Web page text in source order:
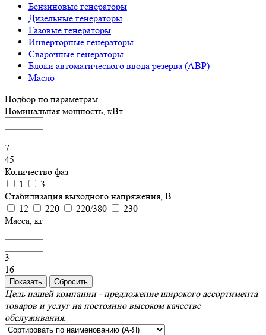
Бензиновые генераторы
Дизельные генераторы
Газовые генераторы
Инверторные генераторы
Сварочные генераторы
Блоки автоматического ввода резерва (АВР)
Масло
Подбор по параметрам
Номинальная мощность, кВт
7
45
Количество фаз
1
3
Стабилизация выходного напряжения, В
12
220 220/380
230
Масса, кг
3
16
Цель нашей компании - предложение широкого ассортимента
товаров и услуг на постоянно высоком качестве
обслуживания.